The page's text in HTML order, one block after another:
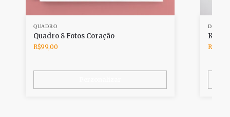
QUADRO
Quadro 8 Fotos Coração
R$99,00
Kit 4
R$